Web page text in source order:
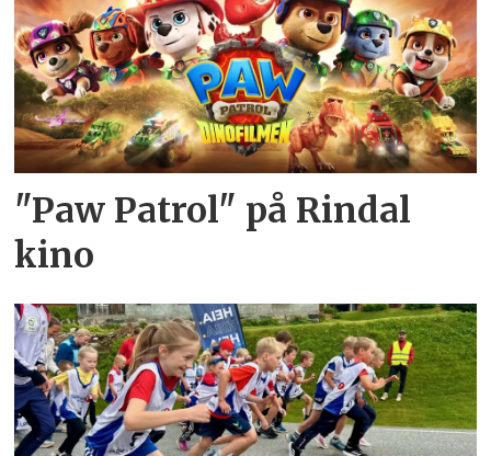
"Paw Patrol" på Rindal
kino